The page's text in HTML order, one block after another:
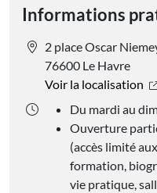
Informations
2 place Oscar
76600 Le Havre
Voir la localisation
Du mardi au
Ouverture
(accès limité
formation,
vie pratique,